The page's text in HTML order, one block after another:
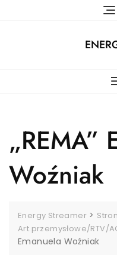
„REMA”
Woźniak
Energy Streamer >
Art.przemysłowe/RTV/
Emanuela Woźniak